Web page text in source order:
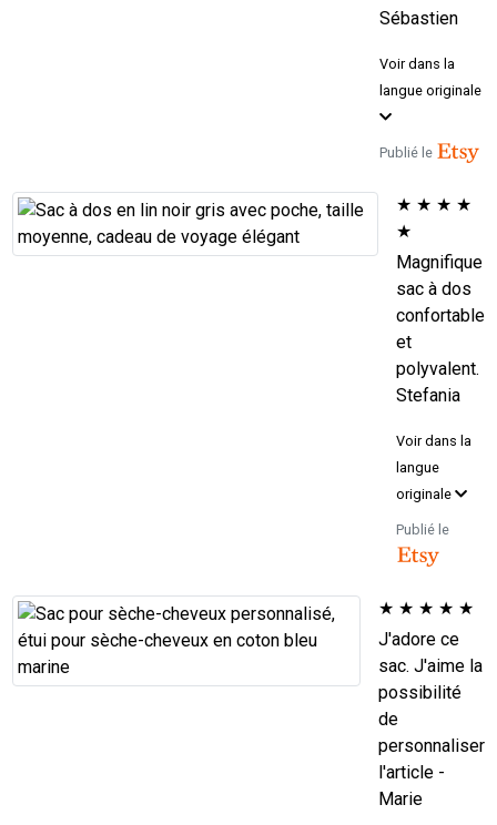
Sébastien
Voir dans la
langue originale
Publié le
★ ★ ★ ★
★
Magnifique
sac à dos
confortable
et
polyvalent.
Stefania
Voir dans la
langue
originale
Publié le
★ ★ ★ ★ ★
J'adore ce
sac. J'aime la
possibilité
de
personnaliser
l'article -
Marie